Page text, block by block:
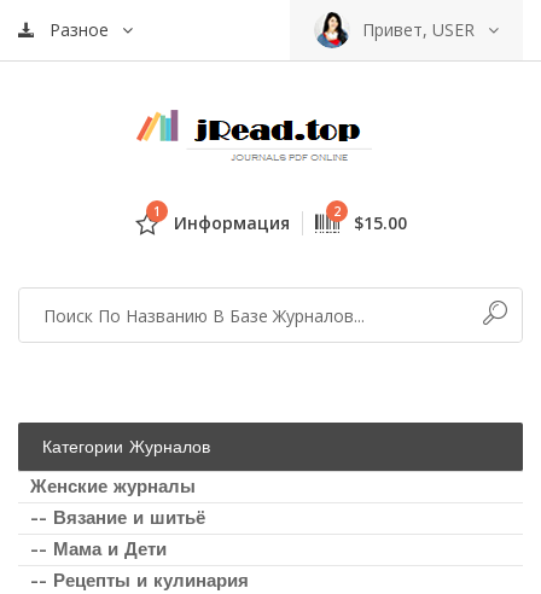
Разное Привет, USER
1 Информация 2 $15.00
Категории Журналов
Женские журналы
-- Вязание и шитьё
-- Мама и Дети
-- Рецепты и кулинария